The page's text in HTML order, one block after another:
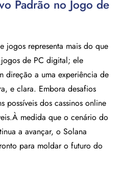
Padrão no Jogo de
jogos representa mais do que
jogos de PC digital; ele
direção a uma experiência de
e clara. Embora desafios
possíveis dos cassinos online
medida que o cenário do
a avançar, o Solana
para moldar o futuro do